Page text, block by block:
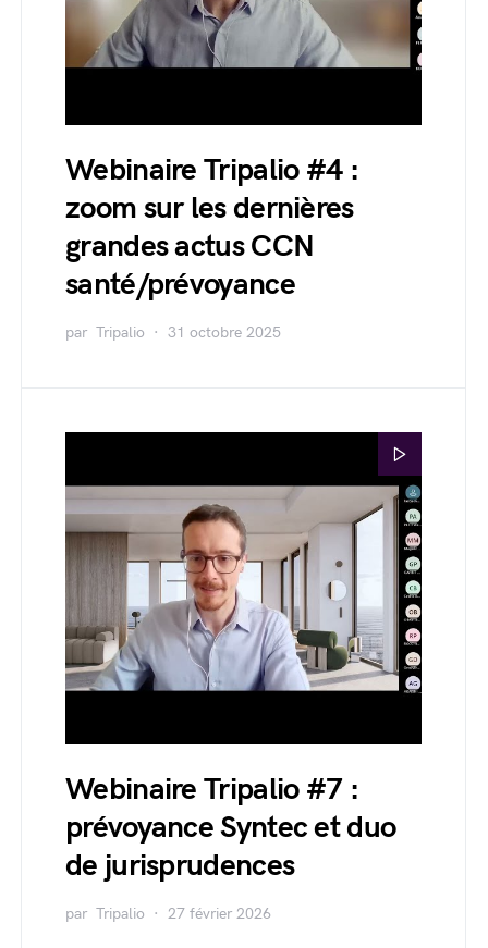
Webinaire Tripalio #4 :
zoom sur les dernières
grandes actus CCN
santé/prévoyance
par Tripalio 31 octobre 2025
Webinaire Tripalio #7 :
prévoyance Syntec et duo
de jurisprudences
par Tripalio 27 février 2026